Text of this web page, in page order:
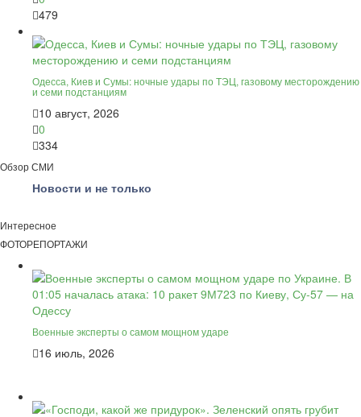
479
Одесса, Киев и Сумы: ночные удары по ТЭЦ, газовому месторождению
и семи подстанциям
10 август, 2026
0
334
Обзор СМИ
Новости и не только
Интересное
ФОТОРЕПОРТАЖИ
Военные эксперты о самом мощном ударе
16 июль, 2026